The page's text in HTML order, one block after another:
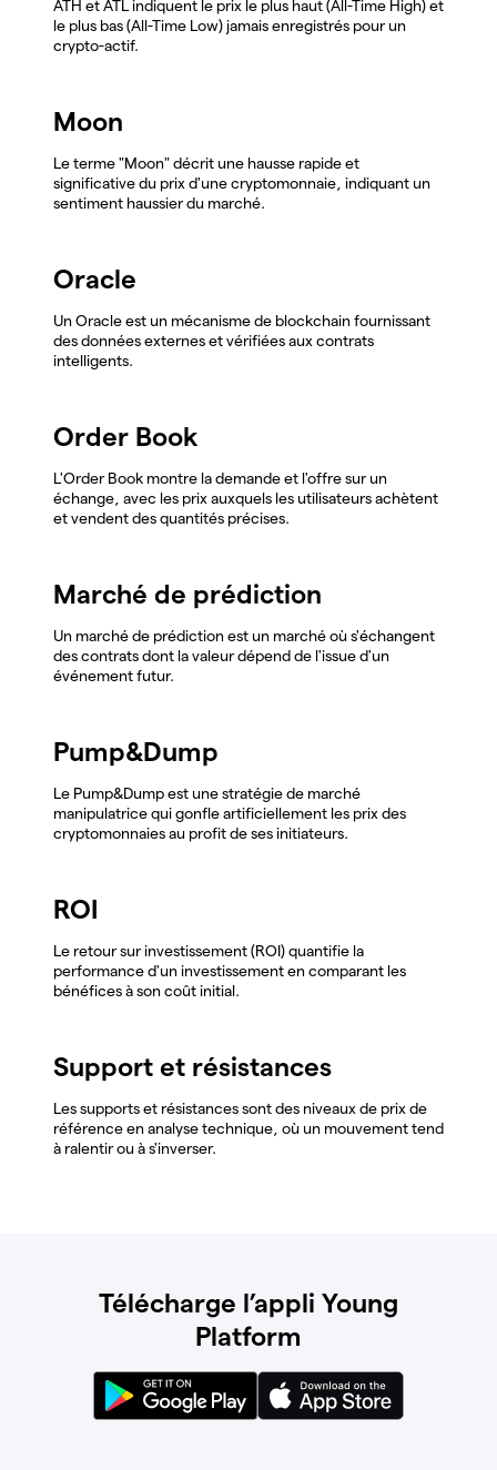
ATH et ATL indiquent le prix le plus haut (All-Time High) et
le plus bas (All-Time Low) jamais enregistrés pour un
crypto-actif.
Moon
Le terme "Moon" décrit une hausse rapide et
significative du prix d'une cryptomonnaie, indiquant un
sentiment haussier du marché.
Oracle
Un Oracle est un mécanisme de blockchain fournissant
des données externes et vérifiées aux contrats
intelligents.
Order Book
L'Order Book montre la demande et l'offre sur un
échange, avec les prix auxquels les utilisateurs achètent
et vendent des quantités précises.
Marché de prédiction
Un marché de prédiction est un marché où s'échangent
des contrats dont la valeur dépend de l'issue d'un
événement futur.
Pump&Dump
Le Pump&Dump est une stratégie de marché
manipulatrice qui gonfle artificiellement les prix des
cryptomonnaies au profit de ses initiateurs.
ROI
Le retour sur investissement (ROI) quantifie la
performance d'un investissement en comparant les
bénéfices à son coût initial.
Support et résistances
Les supports et résistances sont des niveaux de prix de
référence en analyse technique, où un mouvement tend
à ralentir ou à s'inverser.
Télécharge l’appli Young
Platform